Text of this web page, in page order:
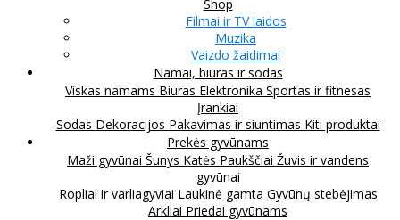
Shop
Filmai ir TV laidos
Muzika
Vaizdo žaidimai
Namai, biuras ir sodas
Viskas namams Biuras Elektronika Sportas ir fitnesas
Įrankiai
Sodas Dekoracijos Pakavimas ir siuntimas Kiti produktai
Prekės gyvūnams
Maži gyvūnai Šunys Katės Paukščiai Žuvis ir vandens
gyvūnai
Ropliai ir varliagyviai Laukinė gamta Gyvūnų stebėjimas
Arkliai Priedai gyvūnams